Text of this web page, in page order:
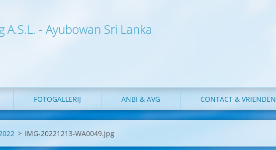
A.S.L. - Ayubowan Sri Lanka
FOTOGALLERIJ ANBI & AVG CONTACT & VRIENDEN
> IMG-20221213-WA0049.jpg